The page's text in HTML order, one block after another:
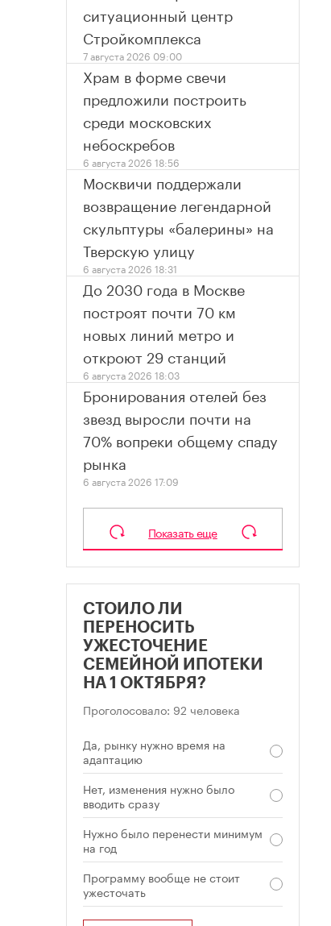
ситуационный центр
Стройкомплекса
7 августа 2026 09:00
Храм в форме свечи
предложили построить
среди московских
небоскребов
6 августа 2026 18:56
Москвичи поддержали
возвращение легендарной
скульптуры «балерины» на
Тверскую улицу
6 августа 2026 18:31
До 2030 года в Москве
построят почти 70 км
новых линий метро и
откроют 29 станций
6 августа 2026 18:03
Бронирования отелей без
звезд выросли почти на
70% вопреки общему спаду
рынка
6 августа 2026 17:09
Показать еще
СТОИЛО ЛИ
ПЕРЕНОСИТЬ
УЖЕСТОЧЕНИЕ
СЕМЕЙНОЙ ИПОТЕКИ
НА 1 ОКТЯБРЯ?
Проголосовало: 92 человека
Да, рынку нужно время на
адаптацию
Нет, изменения нужно было
вводить сразу
Нужно было перенести минимум
на год
Программу вообще не стоит
ужесточать